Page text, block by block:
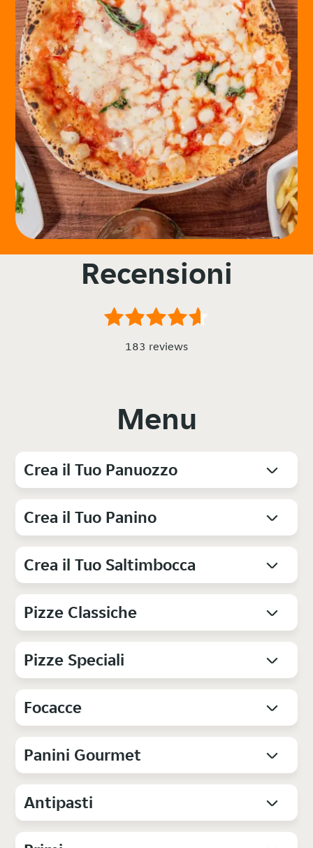
Recensioni
183 reviews
Menu
Crea il Tuo Panuozzo
Crea il Tuo Panino
Crea il Tuo Saltimbocca
Pizze Classiche
Pizze Speciali
Focacce
Panini Gourmet
Antipasti